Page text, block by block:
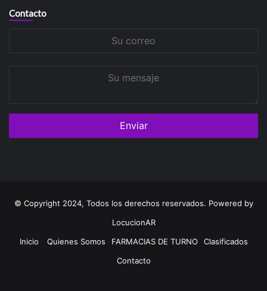
Contacto
© Copyright 2024, Todos los derechos reservados. Powered by
LocucionAR
Inicio
Quienes Somos FARMACIAS DE TURNO
Clasificados
Contacto